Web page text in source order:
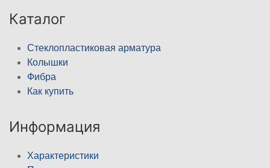
Каталог
Стеклопластиковая арматура
Колышки
Фибра
Как купить
Информация
Характеристики